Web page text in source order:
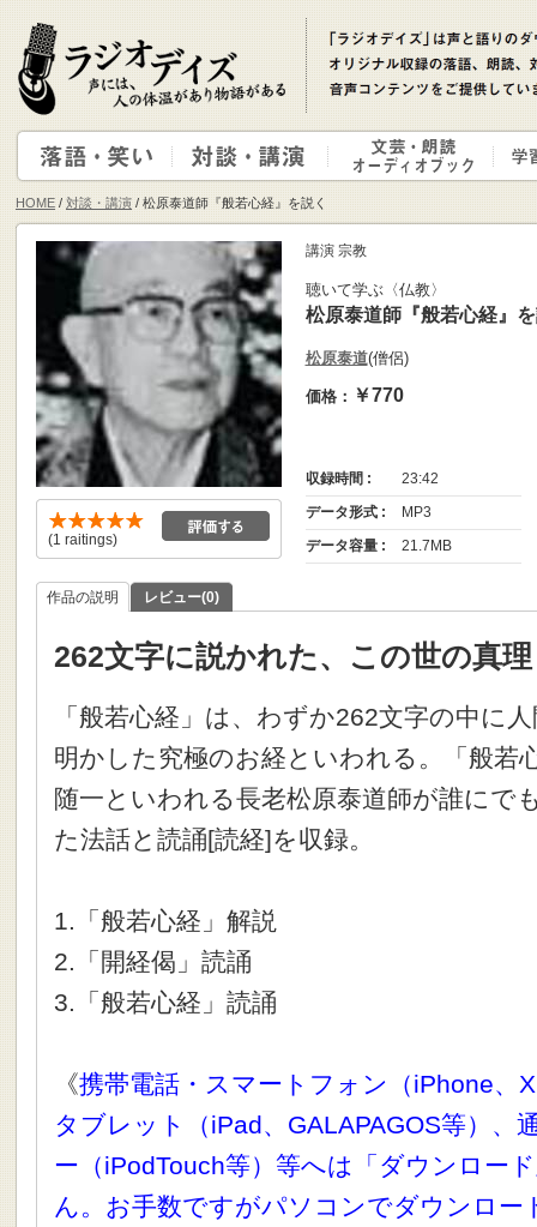
HOME / 対談・講演 / 松原泰道師『般若心経』を説く
(1 raitings)
講演 宗教
聴いて学ぶ〈仏教〉
松原泰道師『般若心経』
松原泰道(僧侶)
価格： ￥770
収録時間 :
23:42
データ形式 :
MP3
データ容量 :
21.7MB
作品の説明 レビュー(0)
262文字に説かれた、この世の真理
「般若心経」は、わずか262文字の中に
明かした究極のお経といわれる。「般若
随一といわれる長老松原泰道師が誰にで
た法話と読誦[読経]を収録。
1.「般若心経」解説
2.「開経偈」読誦
3.「般若心経」読誦
《携帯電話・スマートフォン（iPhone、
タブレット（iPad、GALAPAGOS等）、
ー（iPodTouch等）等へは「ダウンロー
ん。お手数ですがパソコンでダウンロー